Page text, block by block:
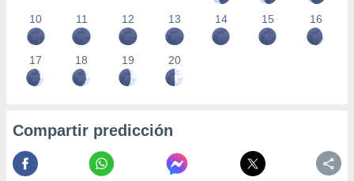
10 11 12 13 14 15 16
17 18 19 20
Compartir predicción